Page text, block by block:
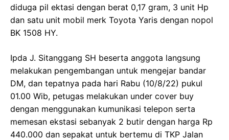
diduga pil ektasi dengan berat 0,17 gram, 3 unit Hp
dan satu unit mobil merk Toyota Yaris dengan nopol
BK 1508 HY.
Ipda J. Sitanggang SH beserta anggota langsung
melakukan pengembangan untuk mengejar bandar
DM, dan tepatnya pada hari Rabu (10/8/22) pukul
01.00 Wib, petugas melakukan under cover buy
dengan menggunakan kumunikasi telepon serta
memesan ekstasi sebanyak 2 butir dengan harga Rp
440.000 dan sepakat untuk bertemu di TKP Jalan